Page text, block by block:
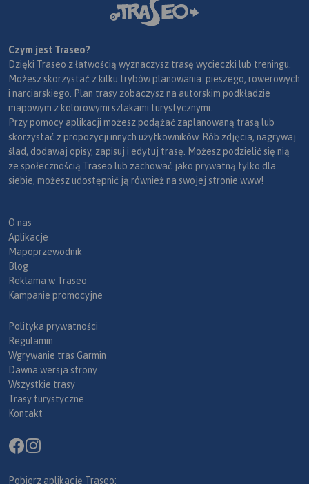
Czym jest Traseo?
Dzięki Traseo z łatwością wyznaczysz trasę wycieczki lub treningu.
Możesz skorzystać z kilku trybów planowania: pieszego, rowerowych
i narciarskiego. Plan trasy zobaczysz na autorskim podkładzie
mapowym z kolorowymi szlakami turystycznymi.
Przy pomocy aplikacji możesz podążać zaplanowaną trasą lub
skorzystać z propozycji innych użytkowników. Rób zdjęcia, nagrywaj
ślad, dodawaj opisy, zapisuj i edytuj trasę. Możesz podzielić się nią
ze społecznością Traseo lub zachować jako prywatną tylko dla
siebie, możesz udostępnić ją również na swojej stronie www!
O nas
Aplikacje
Mapoprzewodnik
Blog
Reklama w Traseo
Kampanie promocyjne
Polityka prywatności
Regulamin
Wgrywanie tras Garmin
Dawna wersja strony
Wszystkie trasy
Trasy turystyczne
Kontakt
Pobierz aplikację Traseo: